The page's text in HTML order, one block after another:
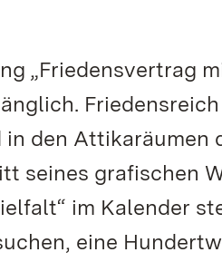
„Friedensvertrag
Friedensreich
den Attikaräumen
seines grafischen
im Kalender
eine